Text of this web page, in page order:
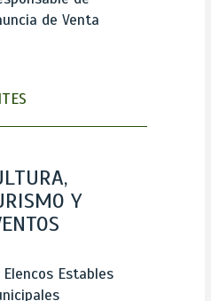
de Venta
Y
Estables